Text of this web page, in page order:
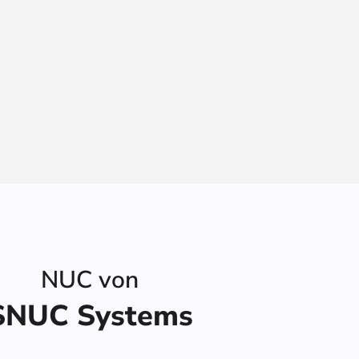
NUC von
Systems